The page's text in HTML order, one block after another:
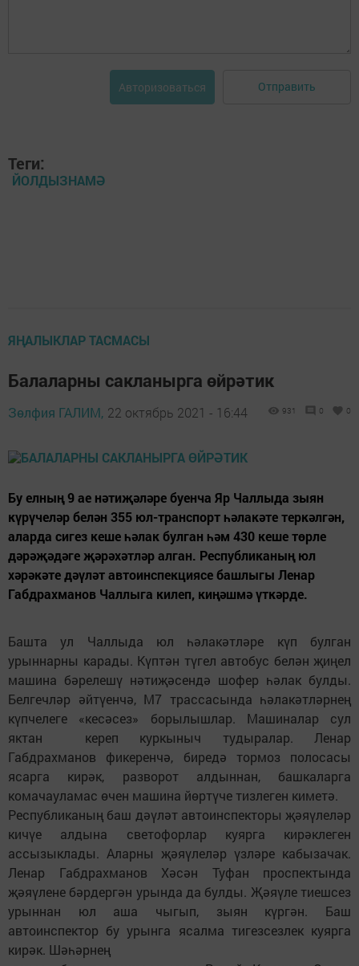
Авторизоваться Отправить
Теги:
ЙОЛДЫЗНАМӘ
ЯҢАЛЫКЛАР ТАСМАСЫ
Балаларны сакланырга өйрәтик
Зөлфия ГАЛИМ, 22 октябрь 2021 - 16:44 931 0 0
Бу елның 9 ае нәтиҗәләре буенча Яр Чаллыда зыян
күрүчеләр белән 355 юл-транспорт һәлакәте теркәлгән,
аларда сигез кеше һәлак булган һәм 430 кеше төрле
дәрәҗәдәге җәрәхәтләр алган. Республиканың юл
хәрәкәте дәүләт автоинспекциясе башлыгы Ленар
Габдрахманов Чаллыга килеп, киңәшмә үткәрде.
Башта ул Чаллыда юл һәлакәтләре күп булган
урыннарны карады. Күптән түгел автобус белән җиңел
машина бәрелешү нәтиҗәсендә шофер һәлак булды.
Белгечләр әйтүенчә, М7 трассасында һәлакәтләрнең
күпчелеге «кесәсез» борылышлар. Машиналар сул
яктан кереп куркыныч тудыралар. Ленар
Габдрахманов фикеренчә, биредә тормоз полосасы
ясарга кирәк, разворот алдыннан, башкаларга
комачауламас өчен машина йөртүче тизлеген киметә.
Республиканың баш дәүләт автоинспекторы җәяүлеләр
кичүе алдына светофорлар куярга кирәклеген
ассызыклады. Аларны җәяүлеләр үзләре кабызачак.
Ленар Габдрахманов Хәсән Туфан проспектында
җәяүлене бәрдергән урында да булды. Җәяүле тиешсез
урыннан юл аша чыгып, зыян күргән. Баш
автоинспектор бу урынга ясалма тигезсезлек куярга
кирәк. Шәһәрнең